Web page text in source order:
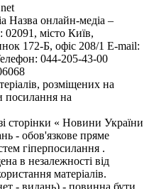
Назва онлайн-медіа –
місто Київ,
172-Б, офіс 208/1 E-mail:
044-205-43-00
розміщених на
посилання на
сторінки « Новини України
- обов'язкове пряме
гіперпосилання .
в незалежності від
матеріалів.
- видань) - повинна бути